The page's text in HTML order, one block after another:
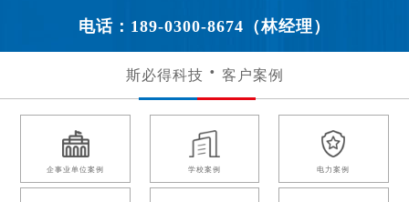
电话：189-0300-8674（林经理）
斯必得科技 客户案例
企事业单位案例 学校案例 电力案例